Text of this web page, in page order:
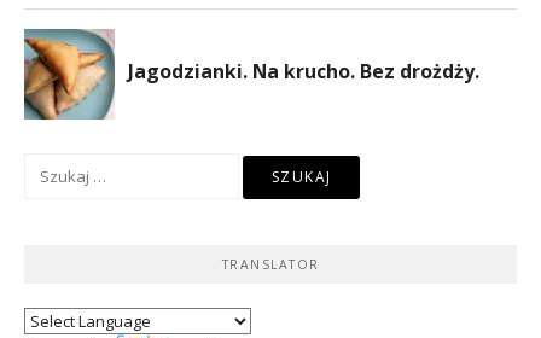
Szukaj:
TRANSLATOR